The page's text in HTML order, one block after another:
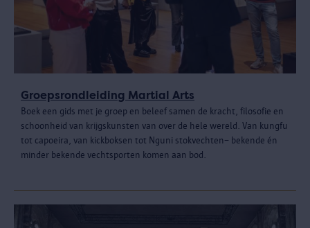
Groepsrondleiding Martial Arts
Boek een gids met je groep en beleef samen de kracht, filosofie en
schoonheid van krijgskunsten van over de hele wereld. Van kungfu
tot capoeira, van kickboksen tot Nguni stokvechten– bekende én
minder bekende vechtsporten komen aan bod.